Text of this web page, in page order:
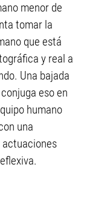
menor de
tomar la
que está
y real a
Una bajada
eso en
humano
una